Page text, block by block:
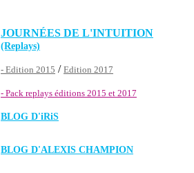
JOURNÉES DE L'INTUITION
(Replays)
- Edition 2015 / Edition 2017
- Pack replays éditions 2015 et 2017
BLOG D'iRiS
BLOG D'ALEXIS CHAMPION